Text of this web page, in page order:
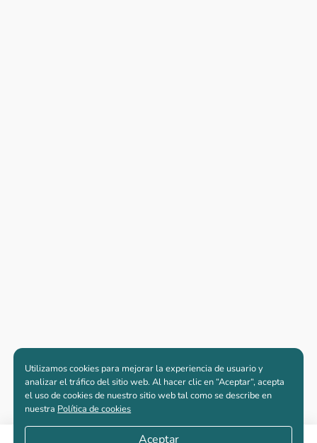
Utilizamos cookies para mejorar la experiencia de usuario y
analizar el tráfico del sitio web. Al hacer clic en “Aceptar“, acepta
el uso de cookies de nuestro sitio web tal como se describe en
nuestra Política de cookies
Aceptar